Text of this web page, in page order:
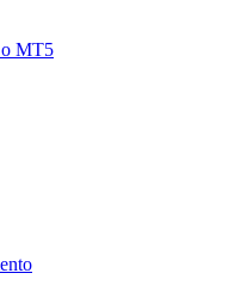
o MT5